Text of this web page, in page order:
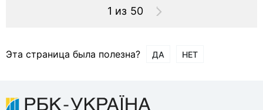
1 из 50
Эта страница была полезна? ДА НЕТ